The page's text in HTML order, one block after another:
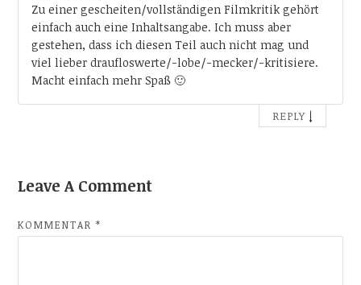
Zu einer gescheiten/vollständigen Filmkritik gehört
einfach auch eine Inhaltsangabe. Ich muss aber
gestehen, dass ich diesen Teil auch nicht mag und
viel lieber draufloswerte/-lobe/-mecker/-kritisiere.
Macht einfach mehr Spaß 🙂
REPLY ↓
Leave A Comment
KOMMENTAR*